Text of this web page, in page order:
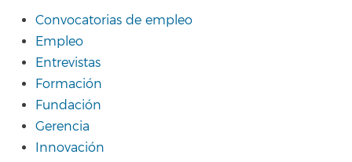
Convocatorias de empleo
Empleo
Entrevistas
Formación
Fundación
Gerencia
Innovación